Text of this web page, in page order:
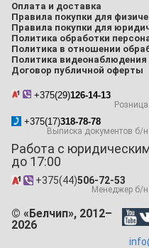
Оплата и доставка
Правила покупки для
Правила покупки для
Политика обработки
Политика в отношении
Политика видеонаблюдения
Договор публичной оферты
+375(29)126-14-13
Розница
+375(17)318-78-78
Выписка документов б/н
+375(44)506-72-53
Менеджер б/н
Работа с
до 17:00
© «Белчип», 2012–
2026